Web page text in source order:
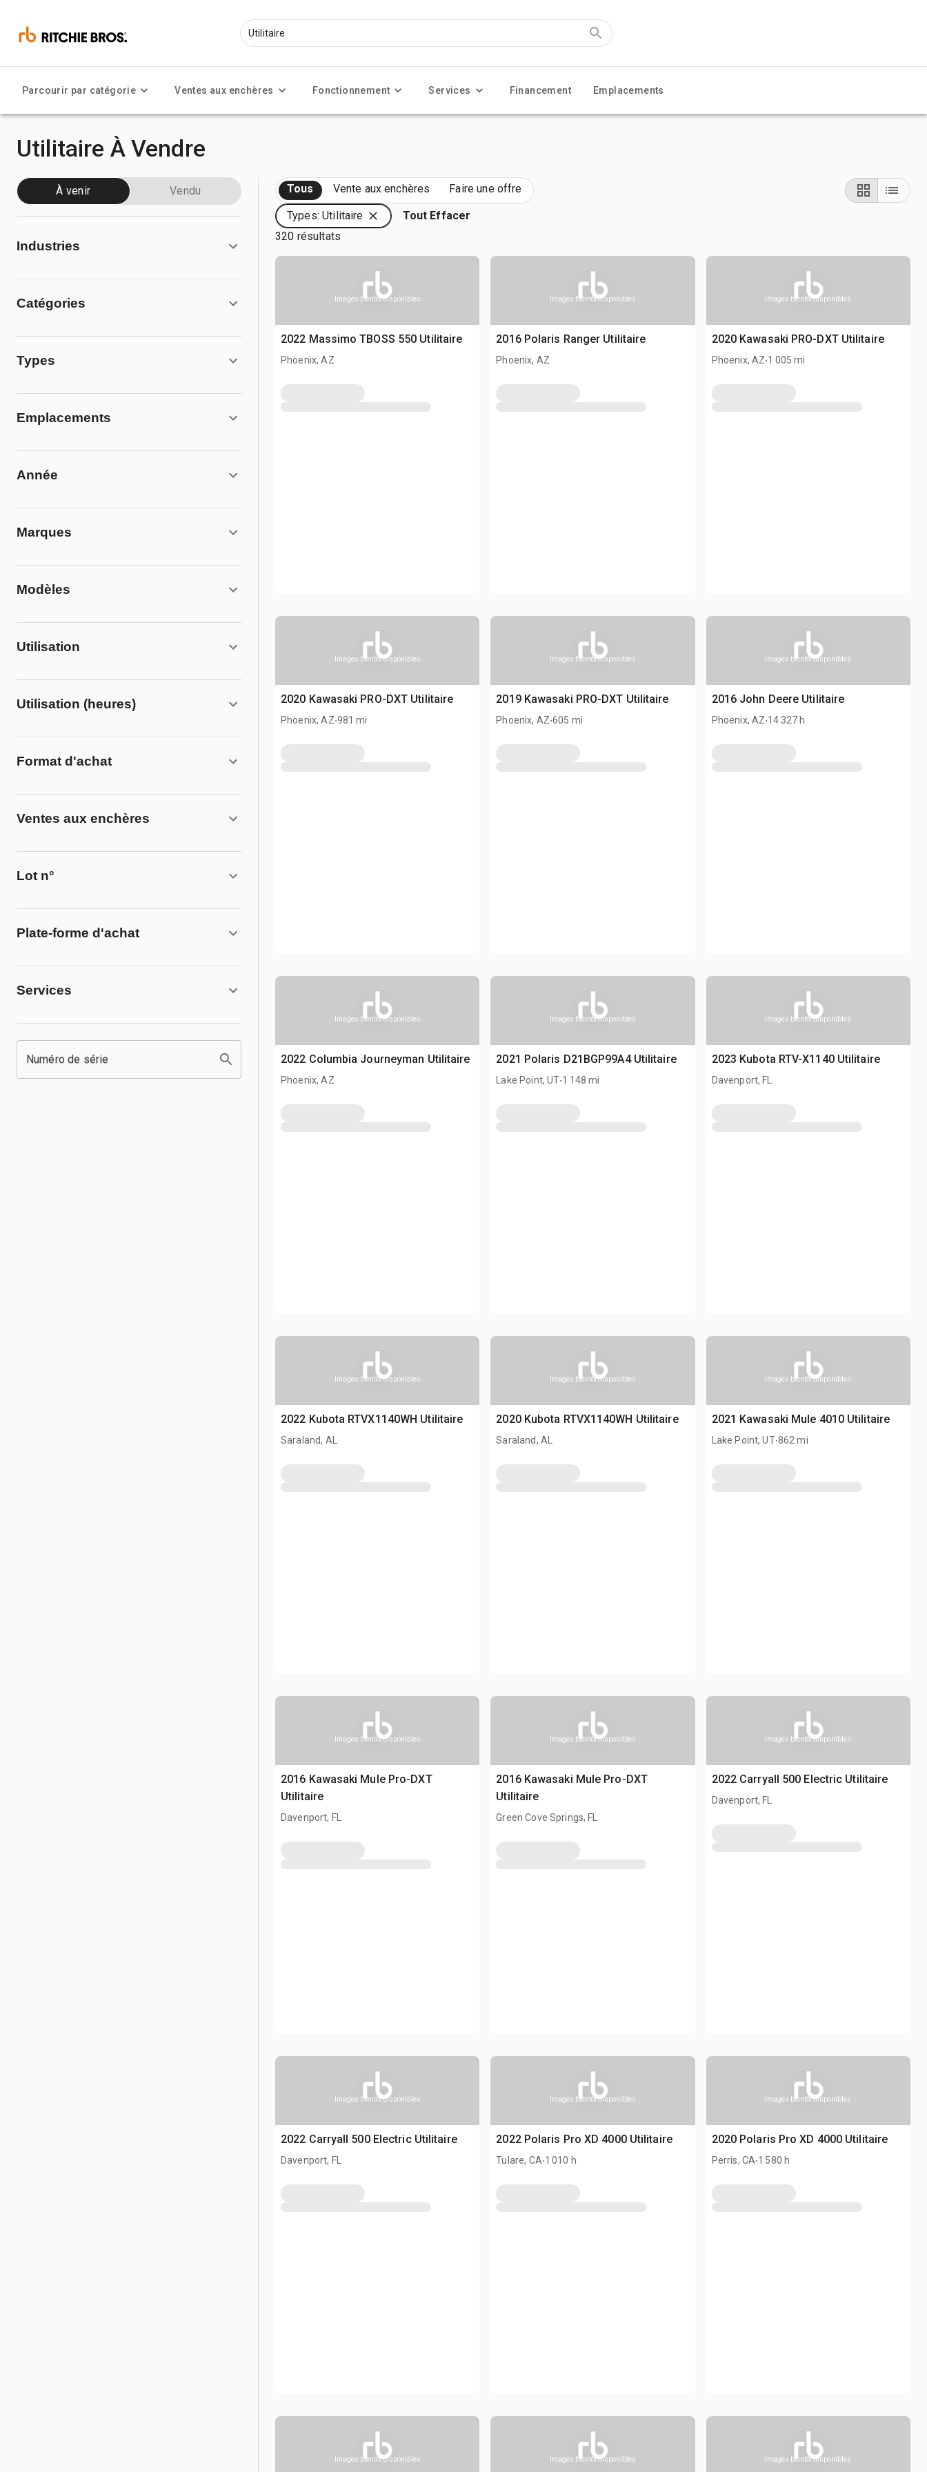
Parcourir par catégorie Ventes aux enchères Fonctionnement Services Financement Emplacements
Utilitaire À Vendre
À venir Vendu
Industries
Catégories
Types
Emplacements
Année
Marques
Modèles
Utilisation
Utilisation (heures)
Format d'achat
Ventes aux enchères
Lot n°
Plate-forme d'achat
Services
Numéro de série
Tous Vente aux enchères Faire une offre
Types: Utilitaire
Tout Effacer
320 résultats
Images bientôt disponibles
2022 Massimo TBOSS 550 Utilitaire
Phoenix, AZ
Images bientôt disponibles
2016 Polaris Ranger Utilitaire
Phoenix, AZ
Images bientôt disponibles
2020 Kawasaki PRO-DXT Utilitaire
Phoenix, AZ.1 005 mi
Images bientôt disponibles
2020 Kawasaki PRO-DXT Utilitaire
Phoenix, AZ.981 mi
Images bientôt disponibles
2019 Kawasaki PRO-DXT Utilitaire
Phoenix, AZ.605 mi
Images bientôt disponibles
2016 John Deere Utilitaire
Phoenix, AZ.14 327 h
Images bientôt disponibles
2022 Columbia Journeyman Utilitaire
Phoenix, AZ
Images bientôt disponibles
2021 Polaris D21BGP99A4 Utilitaire
Lake Point, UT.1 148 mi
Images bientôt disponibles
2023 Kubota RTV-X1140 Utilitaire
Davenport, FL
Images bientôt disponibles
2022 Kubota RTVX1140WH Utilitaire
Saraland, AL
Images bientôt disponibles
2020 Kubota RTVX1140WH Utilitaire
Saraland, AL
Images bientôt disponibles
2021 Kawasaki Mule 4010 Utilitaire
Lake Point, UT.862 mi
Images bientôt disponibles
2016 Kawasaki Mule Pro-DXT
Utilitaire
Davenport, FL
Images bientôt disponibles
2016 Kawasaki Mule Pro-DXT
Utilitaire
Green Cove Springs, FL
Images bientôt disponibles
2022 Carryall 500 Electric Utilitaire
Davenport, FL
Images bientôt disponibles
2022 Carryall 500 Electric Utilitaire
Davenport, FL
Images bientôt disponibles
2022 Polaris Pro XD 4000 Utilitaire
Tulare, CA.1 010 h
Images bientôt disponibles
2020 Polaris Pro XD 4000 Utilitaire
Perris, CA.1 580 h
Images bientôt disponibles Images bientôt disponibles Images bientôt disponibles